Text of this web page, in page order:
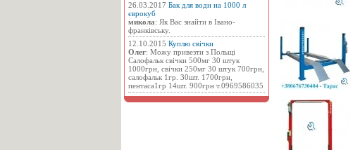
26.03.2017 Бак для води на 1000 л
єврокуб
микола: Як Вас знайти в Івано-
франківську.
12.10.2015 Куплю свічки
Олег: Можу привезти з Польщі
Салофальк свічки 500мг 30 штук
1000грн, свічки 250мг 30 штук 700грн,
салофальк 1гр. 30шт. 1700грн,
пентаса1гр 14шт. 900грн т.0969586035